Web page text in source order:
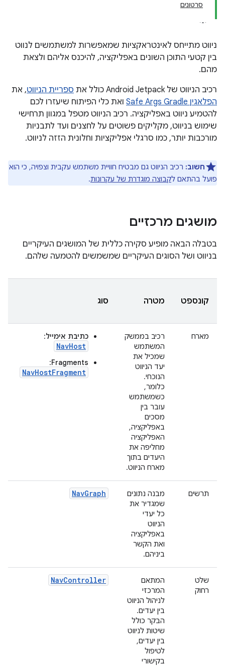
סרטונים
ניווט מתייחס לאינטראקציות שמאפשרות למשתמשים לנווט
בין קטעי התוכן השונים באפליקציה, להיכנס אליהם ולצאת
מהם.
רכיב הניווט של Android Jetpack כולל את
ספריית הניווט, את
הפלאגין Safe Args Gradle
ואת כלי הפיתוח שיעזרו לכם
להטמיע ניווט באפליקציה. רכיב הניווט מטפל במגוון תרחישי
שימוש בניווט, מקליקים פשוטים על לחצנים ועד לתבניות
מורכבות יותר, כמו סרגלי אפליקציות וחלונית הזזה לניווט.
חשוב: רכיב הניווט גם מבטיח חוויית משתמש עקבית וצפויה, כי הוא
פועל בהתאם לקבוצה מוגדרת של עקרונות.
מושגים מרכזיים
בטבלה הבאה מופיע סקירה כללית של המושגים העיקריים
בניווט ושל הסוגים העיקריים שמשמשים להטמעה שלהם.
קונספט מטרה סוג
מארח
רכיב בממשק
המשתמש
שמכיל את
יעד הניווט
הנוכחי.
כלומר,
כשמשתמש
עובר בין
מסכים
באפליקציה,
האפליקציה
מחליפה את
היעדים בתוך
מארח הניווט.
כתיבת אימייל:
NavHost
Fragments
:
NavHostFragment
תרשים
מבנה נתונים
שמגדיר את
כל יעדי
הניווט
באפליקציה
ואת הקשר
ביניהם.
NavGraph
שלט
רחוק
המתאם
המרכזי
לניהול הניווט
בין יעדים.
הבקר כולל
שיטות לניווט
בין יעדים,
לטיפול
בקישורי
NavController